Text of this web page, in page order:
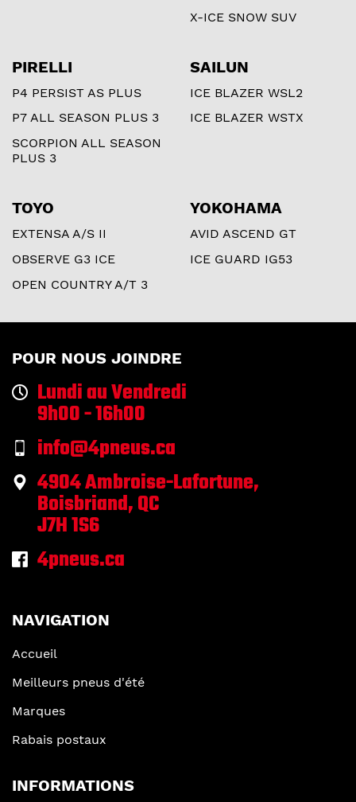
X-ICE SNOW SUV
PIRELLI
P4 PERSIST AS PLUS
P7 ALL SEASON PLUS 3
SCORPION ALL SEASON
PLUS 3
SAILUN
ICE BLAZER WSL2
ICE BLAZER WSTX
TOYO
EXTENSA A/S II
OBSERVE G3 ICE
OPEN COUNTRY A/T 3
YOKOHAMA
AVID ASCEND GT
ICE GUARD IG53
POUR NOUS JOINDRE
Lundi au Vendredi
9h00 - 16h00
info@4pneus.ca
4904 Ambroise-Lafortune,
Boisbriand, QC
J7H 1S6
4pneus.ca
NAVIGATION
Accueil
Meilleurs pneus d'été
Marques
Rabais postaux
INFORMATIONS